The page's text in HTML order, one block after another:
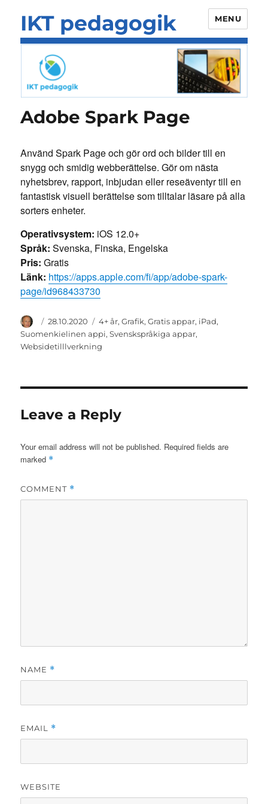
IKT pedagogik MENU
Adobe Spark Page
Använd Spark Page och gör ord och bilder till en
snygg och smidig webberättelse. Gör om nästa
nyhetsbrev, rapport, inbjudan eller reseäventyr till en
fantastisk visuell berättelse som tilltalar läsare på alla
sorters enheter.
Operativsystem: iOS 12.0+
Språk: Svenska, Finska, Engelska
Pris: Gratis
Länk: https://apps.apple.com/fi/app/adobe-spark-
page/id968433730
Author
Posted
on
28.10.2020 Categories
4+ år,Grafik,Gratis appar, iPad,
Suomenkielinen appi,Svenskspråkiga appar,
Websidetilllverkning
Leave a Reply
Your email address will not be published. Required fields are
marked *
COMMENT *
NAME *
EMAIL *
WEBSITE